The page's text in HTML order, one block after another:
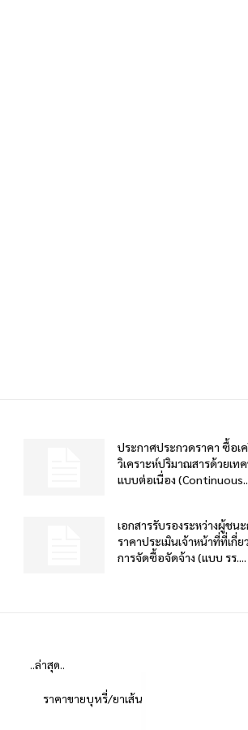
ประกาศประกวดราคา ซื้อเ
วิเคราะห์ปริมาณสารด้วยเท
แบบต่อเนื่อง
เอกสารรับรองระหว่างผู้ชน
ราคาประเมินเจ้าหน้าที่ที่เกี่ย
การจัดซื้อจัดจ้าง (แบบ รร....
..ล่าสุด..
ราคาขายบุหรี่/ยาเส้น